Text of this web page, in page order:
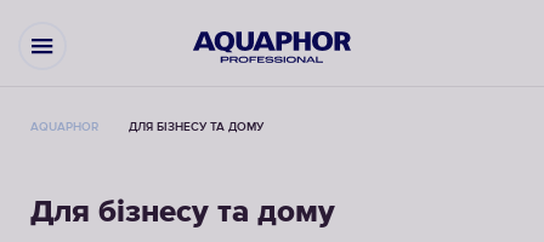
AQUAPHOR ДЛЯ БІЗНЕСУ ТА ДОМУ
Для бізнесу та дому